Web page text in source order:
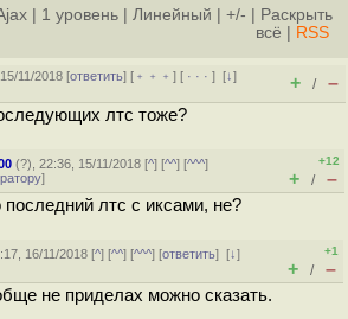
1 уровень Линейный +/-
Раскрыть
всё
RSS
11/2018 [ответить] [ ﹢﹢﹢] [ · · ·][↓]
+ / –
лтс тоже?
(?), 22:36, 15/11/2018 [^] [^^] [^^^]
]
+12
+ / –
последний лтс с иксами, не?
16/11/2018 [^] [^^] [^^^] [ответить][↓]
+1
+ / –
не приделах можно сказать.